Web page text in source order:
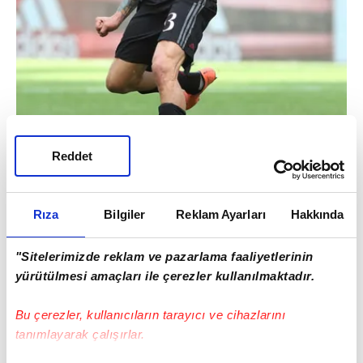
Rıza Bilgiler Reklam Ayarları Hakkında
"Sitelerimizde reklam ve pazarlama faaliyetlerinin
yürütülmesi amaçları ile çerezler kullanılmaktadır.
Bu çerezler, kullanıcıların tarayıcı ve cihazlarını
tanımlayarak çalışırlar.
Reddet
JOSE SOSA
Milan - Bonservisi: 8 milyon euro
Sözleşme bitiş tarihi: 2018